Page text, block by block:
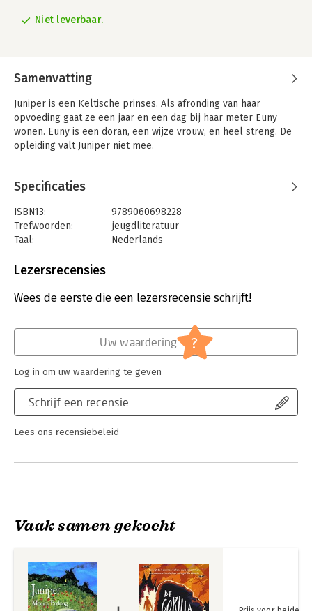
Niet leverbaar.
Samenvatting
Juniper is een Keltische prinses. Als afronding van haar
opvoeding gaat ze een jaar en een dag bij haar meter Euny
wonen. Euny is een doran, een wijze vrouw, en heel streng. De
opleiding valt Juniper niet mee.
Specificaties
ISBN13:
9789060698228
Trefwoorden:
jeugdliteratuur
Taal:
Nederlands
Uitgever:
Verschijningsdatum:
26-7-2013
Lezersrecensies
Wees de eerste die een lezersrecensie schrijft!
Schrijf een recensie
Lees ons recensiebeleid
Uw waardering ?
Log in om uw waardering te geven
Vaak samen gekocht